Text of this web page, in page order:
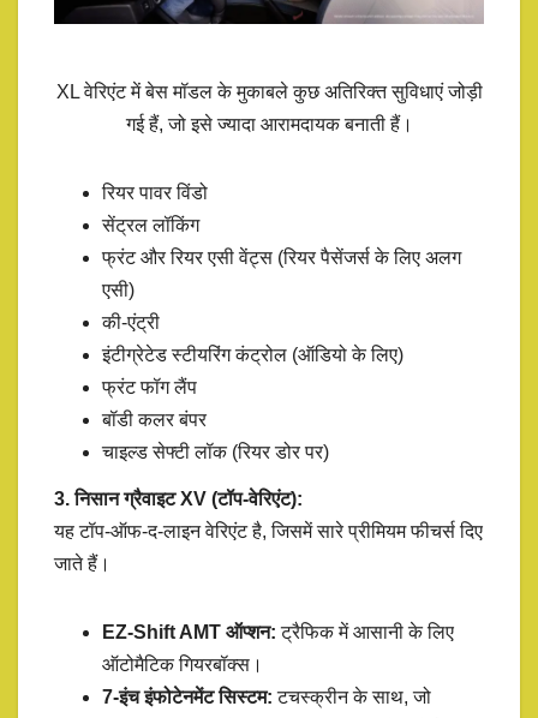
XL वेरिएंट में बेस मॉडल के मुकाबले कुछ अतिरिक्त सुविधाएं जोड़ी
गई हैं, जो इसे ज्यादा आरामदायक बनाती हैं।
रियर पावर विंडो
सेंट्रल लॉकिंग
फ्रंट और रियर एसी वेंट्स (रियर पैसेंजर्स के लिए अलग
एसी)
की-एंट्री
इंटीग्रेटेड स्टीयरिंग कंट्रोल (ऑडियो के लिए)
फ्रंट फॉग लैंप
बॉडी कलर बंपर
चाइल्ड सेफ्टी लॉक (रियर डोर पर)
3. निसान ग्रैवाइट XV (टॉप-वेरिएंट):
यह टॉप-ऑफ-द-लाइन वेरिएंट है, जिसमें सारे प्रीमियम फीचर्स दिए
जाते हैं।
EZ-Shift AMT ऑप्शन: ट्रैफिक में आसानी के लिए
ऑटोमैटिक गियरबॉक्स।
7-इंच इंफोटेनमेंट सिस्टम: टचस्क्रीन के साथ, जो